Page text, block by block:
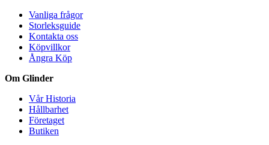
Vanliga frågor
Storleksguide
Kontakta oss
Köpvillkor
Ångra Köp
Om Glinder
Vår Historia
Hållbarhet
Företaget
Butiken